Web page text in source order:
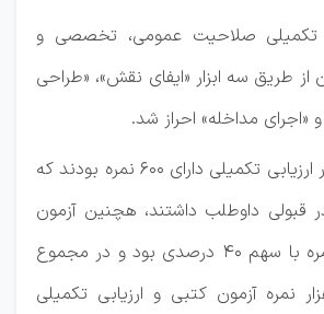
تکمیلی صلاحیت عمومی، تخصصی و
طریق سه ابزار «ایفای نقش»، «طراحی
«اجرای مداخله» احراز شد.
سه ابزار یاد شده در ارزیابی تکمیلی دارای ۶۰۰ نمره بودند که
در قبولی داوطلب داشتند، هچنین آزمون
کتبی دارای ۴۰۰ نمره با سهم ۴۰ درصدی بود و در مجموع
نمره آزمون کتبی و ارزیابی تکمیلی